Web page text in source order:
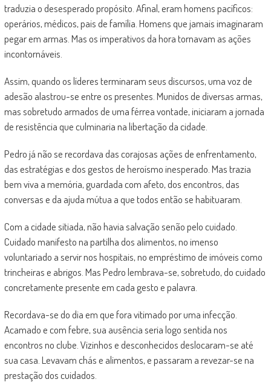
traduzia o desesperado propósito. Afinal, eram homens pacíficos:
operários, médicos, pais de família. Homens que jamais imaginaram
pegar em armas. Mas os imperativos da hora tornavam as ações
incontornáveis.
Assim, quando os líderes terminaram seus discursos, uma voz de
adesão alastrou-se entre os presentes. Munidos de diversas armas,
mas sobretudo armados de uma férrea vontade, iniciaram a jornada
de resistência que culminaria na libertação da cidade.
Pedro já não se recordava das corajosas ações de enfrentamento,
das estratégias e dos gestos de heroísmo inesperado. Mas trazia
bem viva a memória, guardada com afeto, dos encontros, das
conversas e da ajuda mútua a que todos então se habituaram.
Com a cidade sitiada, não havia salvação senão pelo cuidado.
Cuidado manifesto na partilha dos alimentos, no imenso
voluntariado a servir nos hospitais, no empréstimo de imóveis como
trincheiras e abrigos. Mas Pedro lembrava-se, sobretudo, do cuidado
concretamente presente em cada gesto e palavra.
Recordava-se do dia em que fora vitimado por uma infecção.
Acamado e com febre, sua ausência seria logo sentida nos
encontros no clube. Vizinhos e desconhecidos deslocaram-se até
sua casa. Levavam chás e alimentos, e passaram a revezar-se na
prestação dos cuidados.